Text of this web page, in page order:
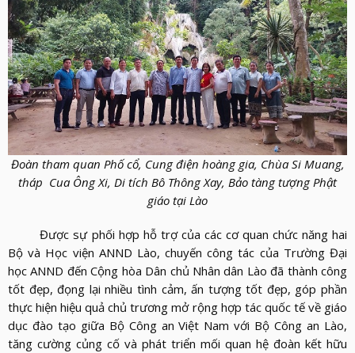
Đoàn tham quan Phố cổ, Cung điện hoàng gia, Chùa Si Muang,
tháp Cua Ông Xi, Di tích Bô Thông Xay, Bảo tàng tượng Phật
giáo tại Lào
Được sự phối hợp hỗ trợ của các cơ quan chức năng hai
Bộ và Học viện ANND Lào, chuyến công tác của Trường Đại
học ANND đến Cộng hòa Dân chủ Nhân dân Lào đã thành công
tốt đẹp, đọng lại nhiều tình cảm, ấn tượng tốt đẹp, góp phần
thực hiện hiệu quả chủ trương mở rộng hợp tác quốc tế về giáo
dục đào tạo giữa Bộ Công an Việt Nam với Bộ Công an Lào,
tăng cường củng cố và phát triển mối quan hệ đoàn kết hữu